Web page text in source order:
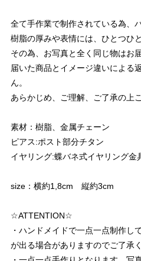
全て手作業で制作されている為、
樹脂の厚みや表情には、ひとつひ
その為、お写真と全く同じ物はお
届いた商品とイメージ違いによる
ん。
あらかじめ、ご理解、ご了承の上
素材：樹脂、金属チェーン
ピアス:ポスト部分チタン
イヤリング:蝶バネ式イヤリング金
size：横約1,8cm 縦約3cm
☆ATTENTION☆
・ハンドメイドで一点一点制作し
が出る場合がありますのでご了承